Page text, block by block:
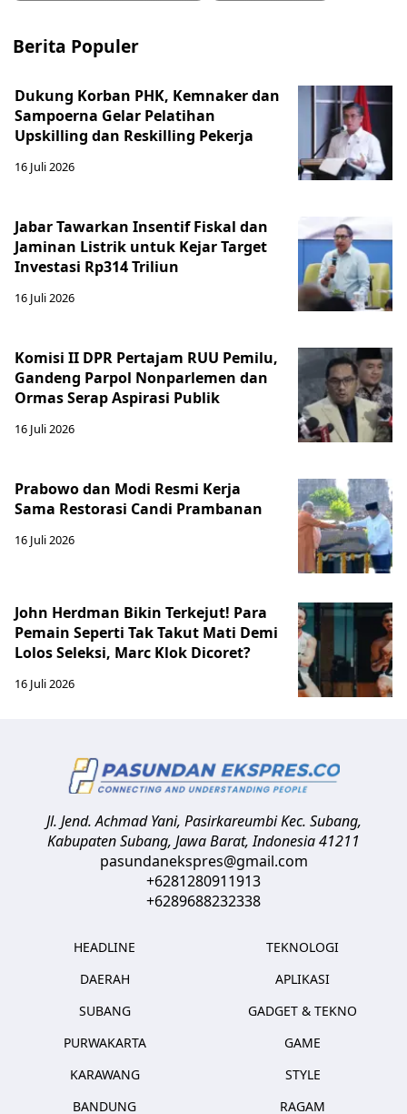
Berita Populer
Dukung Korban PHK, Kemnaker dan
Sampoerna Gelar Pelatihan
Upskilling dan Reskilling Pekerja
16 Juli 2026
Jabar Tawarkan Insentif Fiskal dan
Jaminan Listrik untuk Kejar Target
Investasi Rp314 Triliun
16 Juli 2026
Komisi II DPR Pertajam RUU Pemilu,
Gandeng Parpol Nonparlemen dan
Ormas Serap Aspirasi Publik
16 Juli 2026
Prabowo dan Modi Resmi Kerja
Sama Restorasi Candi Prambanan
16 Juli 2026
John Herdman Bikin Terkejut! Para
Pemain Seperti Tak Takut Mati Demi
Lolos Seleksi, Marc Klok Dicoret?
16 Juli 2026
Jl. Jend. Achmad Yani, Pasirkareumbi Kec. Subang,
Kabupaten Subang, Jawa Barat,Indonesia41211
pasundanekspres@gmail.com
+6281280911913
+6289688232338
HEADLINE
DAERAH
SUBANG
PURWAKARTA
KARAWANG
BANDUNG
TEKNOLOGI
APLIKASI
GADGET & TEKNO
GAME
STYLE
RAGAM